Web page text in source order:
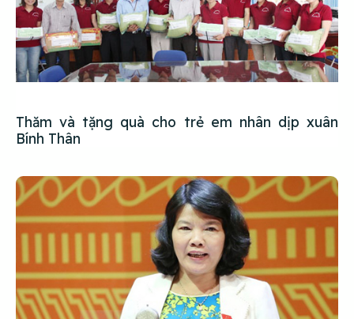
Thăm và tặng quà cho trẻ em nhân dịp xuân
Bính Thân